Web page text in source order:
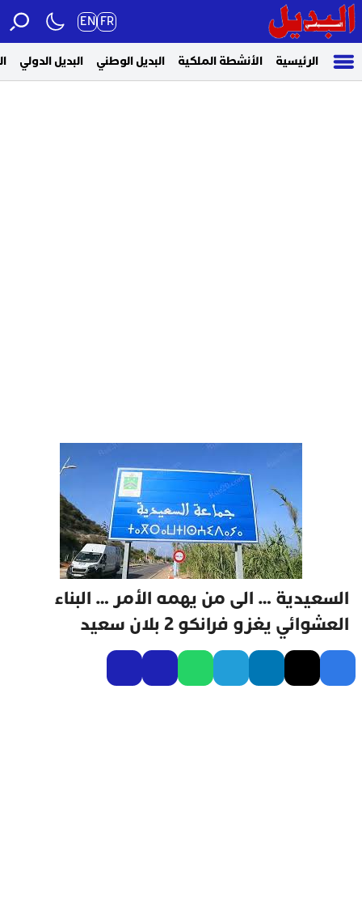
FR
EN
الرئيسية الأنشطة الملكية البديل الوطني البديل الدولي
السعيدية … الى من يهمه الأمر … البناء
العشوائي يغزو فرانكو 2 بلان سعيد